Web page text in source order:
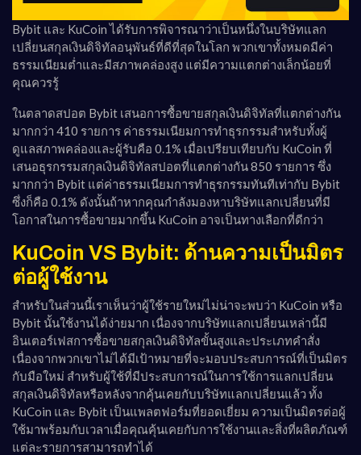
Bybit และ KuCoin ได้รับการพิจารณาว่าเป็นหนึ่งในบริษัทแลก
เปลี่ยนสกุลเงินดิจิทัลอนุพันธ์ที่ดีที่สุดในโลก พวกเขาทั้งหมดมีค่า
ธรรมเนียมต่ำและมีสภาพคล่องสูง แต่มีความแตกต่างเล็กน้อยที่
คุณควรรู้
ในตลาดสปอต Bybit เสนอการซื้อขายสกุลเงินดิจิทัลที่แตกต่างกัน
มากกว่า 410 รายการ ค่าธรรมเนียมการทำธุรกรรมสำหรับทั้งผู้
ดูแลสภาพคล่องและผู้รับคือ 0.1% เมื่อเปรียบเทียบกับ KuCoin ที่
เสนอธุรกรรมสกุลเงินดิจิทัลสปอตที่แตกต่างกัน 850 รายการ ซึ่ง
มากกว่า Bybit แต่ค่าธรรมเนียมการทำธุรกรรมทันทีเท่ากับ Bybit
ซึ่งก็คือ 0.1% ดังนั้นถ้าหากคุณกำลังมองหาบริษัทแลกเปลี่ยนที่มี
โอกาสในการซื้อขายมากขึ้น KuCoin อาจเป็นทางเลือกที่ดีกว่า
KuCoin VS Bybit: ด้านความเป็นมิตร
ต่อผู้ใช้งาน
สำหรับในส่วนนี้เราเห็นว่าผู้ใช้รายใหม่ไม่น่าจะพบว่า KuCoin หรือ
Bybit นั้นใช้งานได้ง่ายมาก เนื่องจากบริษัทแลกเปลี่ยนเหล่านี้มี
อินเตอร์เฟสการซื้อขายสกุลเงินดิจิทัลขั้นสูงและประเภทคำสั่ง
เนื่องจากพวกเขาไม่ได้มีเป้าหมายที่จะมอบประสบการณ์ที่เป็นมิตร
กับมือใหม่ สำหรับผู้ใช้ที่มีประสบการณ์ในการใช้การแลกเปลี่ยน
สกุลเงินดิจิทัลหรือหลังจากคุ้นเคยกับบริษัทแลกเปลี่ยนแล้ว ทั้ง
KuCoin และ Bybit เป็นแพลตฟอร์มที่ยอดเยี่ยม ความเป็นมิตรต่อผู้
ใช้มาพร้อมกับเวลาเมื่อคุณคุ้นเคยกับการใช้งานและสิ่งที่ผลิตภัณฑ์
แต่ละรายการสามารถทำได้